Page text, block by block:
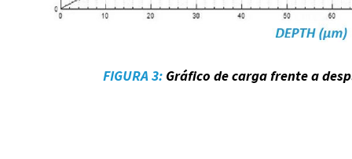
FIGURA 3: Gráfico de carga frente a